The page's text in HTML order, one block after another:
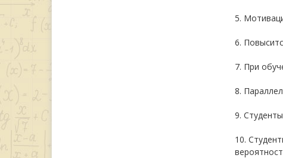
5.
6.
7. При
8.
9.
10.